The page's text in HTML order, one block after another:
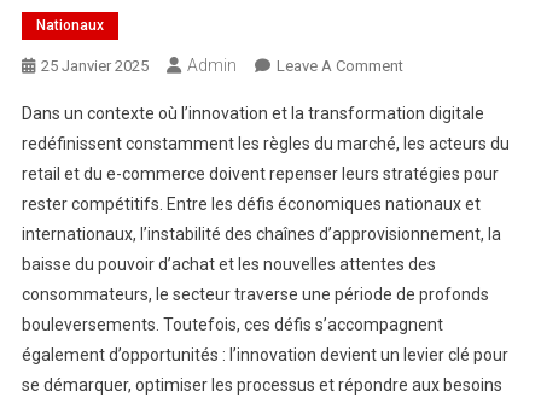
Nationaux
25 Janvier 2025 Admin Leave A Comment
Dans un contexte où l’innovation et la transformation digitale
redéfinissent constamment les règles du marché, les acteurs du
retail et du e-commerce doivent repenser leurs stratégies pour
rester compétitifs. Entre les défis économiques nationaux et
internationaux, l’instabilité des chaînes d’approvisionnement, la
baisse du pouvoir d’achat et les nouvelles attentes des
consommateurs, le secteur traverse une période de profonds
bouleversements. Toutefois, ces défis s’accompagnent
également d’opportunités : l’innovation devient un levier clé pour
se démarquer, optimiser les processus et répondre aux besoins